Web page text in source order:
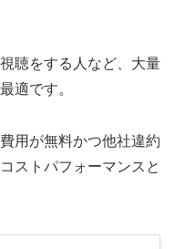
聴をする人など、大量
適です。
用が無料かつ他社違約
ストパフォーマンスと